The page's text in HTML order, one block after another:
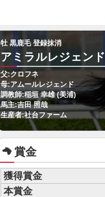
牡 黒鹿毛 登録抹消
アミラルレジェンド
父:クロフネ
母:アムールレジェンド
調教師:稲垣 幸雄 (美浦)
馬主:吉田 照哉
生産者:社台ファーム
賞金
獲得賞金
本賞金